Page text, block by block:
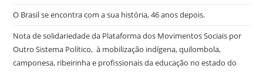
O Brasil se encontra com a sua história, 46 anos depois.
Nota de solidariedade da Plataforma dos Movimentos Sociais por
Outro Sistema Político, à mobilização indígena, quilombola,
camponesa, ribeirinha e profissionais da educação no estado do